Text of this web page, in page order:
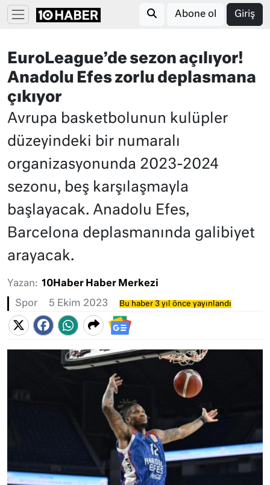
Abone ol Giriş
EuroLeague’de sezon açılıyor!
Anadolu Efes zorlu deplasmana
çıkıyor
Avrupa basketbolunun kulüpler
düzeyindeki bir numaralı
organizasyonunda 2023-2024
sezonu, beş karşılaşmayla
başlayacak. Anadolu Efes,
Barcelona deplasmanında galibiyet
arayacak.
Yazan: 10Haber Haber Merkezi
Spor 5 Ekim 2023 Bu haber 3 yıl önce yayınlandı